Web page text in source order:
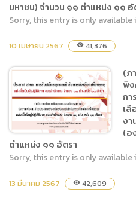
ตำแหน่ง ๑๑ อัตรา
(ภาษาไทย) ประกาศสำนักงาน
พัฒนาพิงคนคร (องค์การ
มหาชน) เรื่อง แจ้งขยายระยะ
เวลาการรับสมัครบุคคลเข้ารับ
การคัดเลือกเพื่อบรรจุแต่งตั้ง
เป็นผู้ปฏิบัติงานของ
สำนักงานพัฒนาพิงคนคร
(องค์การมหาชน) จำนวน ๑๑
ตำแหน่ง ๑๑ อัตรา
มหาชน) จำนวน ๑๑ ตำแหน่ง ๑๑ อั
Sorry, this entry is only available
10 เมษายน 2567 visibility 41,376
(ภาษาไทย) ประกาศสำนักงาน
พัฒนาพิงคนคร (องค์การ
(ภ
พิ
กา
เ
ง
(อ
ตำแหน่ง ๑๑ อัตรา
Sorry, this entry is only available
13 มีนาคม 2567 visibility 42,609